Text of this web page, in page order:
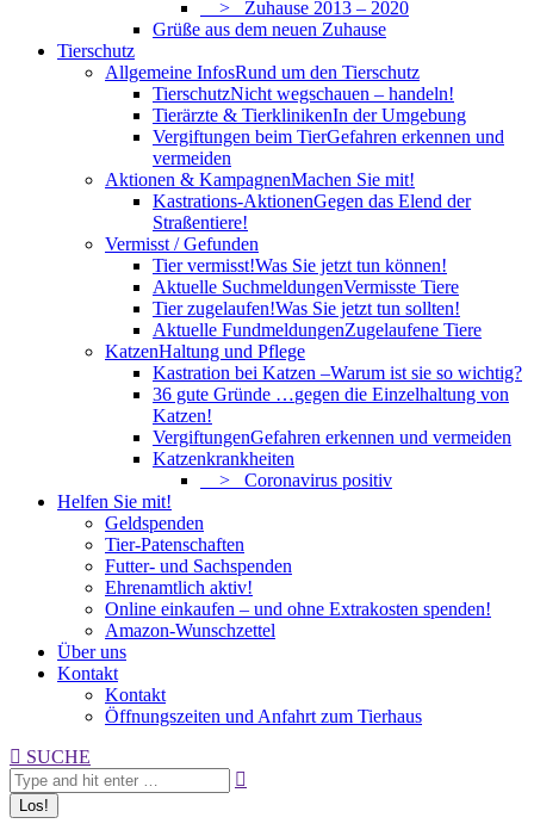
> Zuhause 2013 – 2020
Grüße aus dem neuen Zuhause
Tierschutz
Allgemeine InfosRund um den Tierschutz
TierschutzNicht wegschauen – handeln!
Tierärzte & TierklinikenIn der Umgebung
Vergiftungen beim TierGefahren erkennen und
vermeiden
Aktionen & KampagnenMachen Sie mit!
Kastrations-AktionenGegen das Elend der
Straßentiere!
Vermisst / Gefunden
Tier vermisst!Was Sie jetzt tun können!
Aktuelle SuchmeldungenVermisste Tiere
Tier zugelaufen!Was Sie jetzt tun sollten!
Aktuelle FundmeldungenZugelaufene Tiere
KatzenHaltung und Pflege
Kastration bei Katzen –Warum ist sie so wichtig?
36 gute Gründe …gegen die Einzelhaltung von
Katzen!
VergiftungenGefahren erkennen und vermeiden
Katzenkrankheiten
> Coronavirus positiv
Helfen Sie mit!
Geldspenden
Tier-Patenschaften
Futter- und Sachspenden
Ehrenamtlich aktiv!
Online einkaufen – und ohne Extrakosten spenden!
Amazon-Wunschzettel
Über uns
Kontakt
Kontakt
Öffnungszeiten und Anfahrt zum Tierhaus
Search:
SUCHE